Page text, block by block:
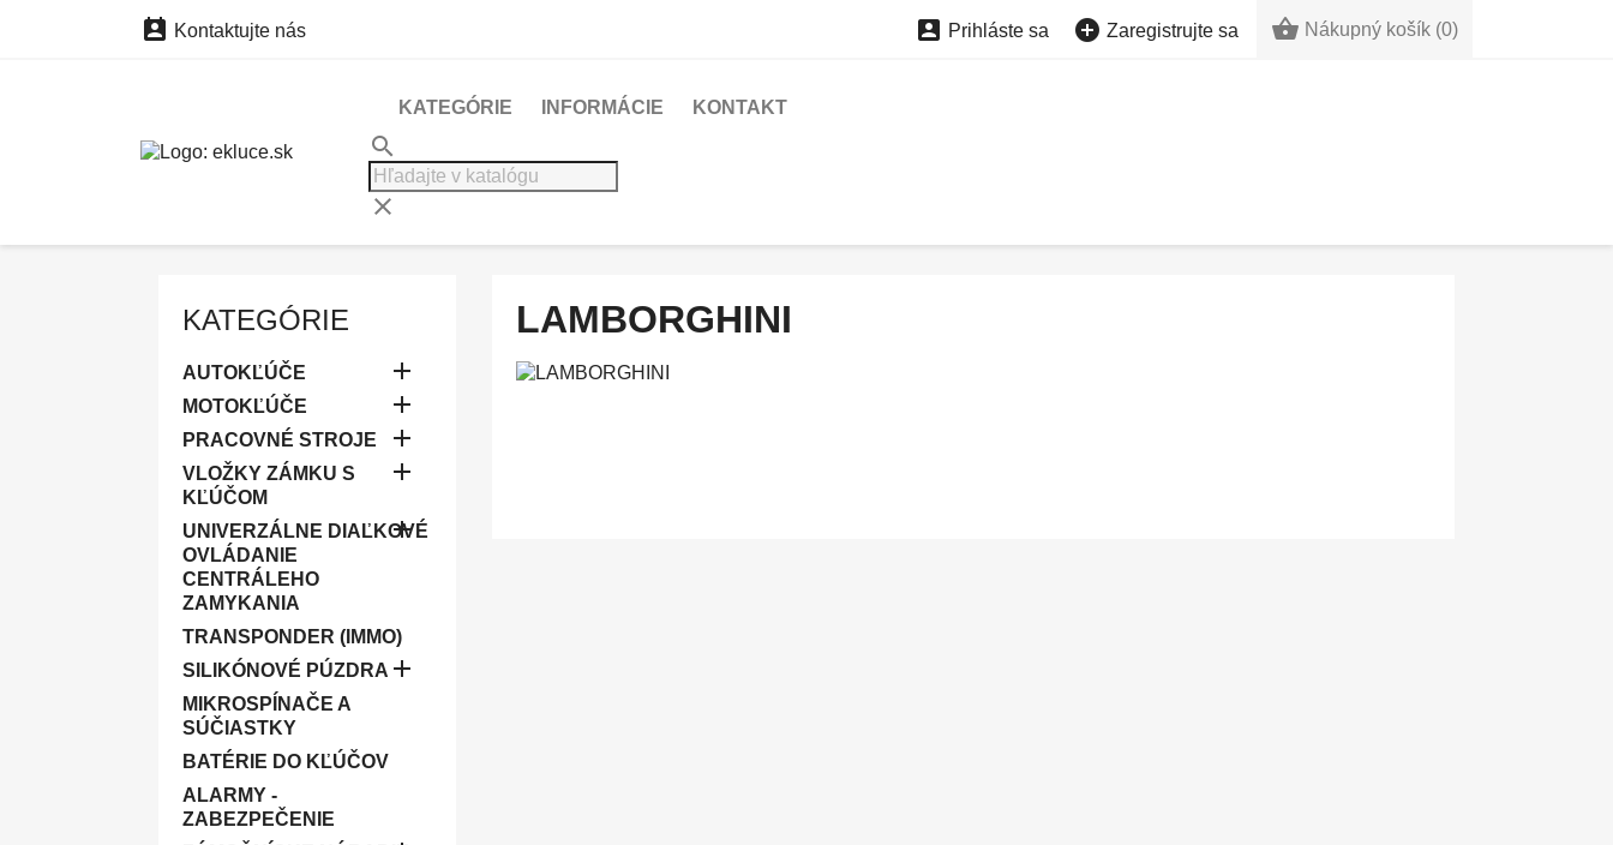
 Kontaktujte nás  Prihláste sa  Zaregistrujte sa  Nákupný košík (0)
KATEGÓRIE INFORMÁCIE KONTAKT
search
clear
KATEGÓRIE
AUTOKĽÚČE 
MOTOKĽÚČE 
PRACOVNÉ STROJE 
VLOŽKY ZÁMKU S
KĽÚČOM

UNIVERZÁLNE DIAĽKOVÉ
OVLÁDANIE
CENTRÁLEHO
ZAMYKANIA

TRANSPONDER (IMMO)
SILIKÓNOVÉ PÚZDRA 
MIKROSPÍNAČE A
SÚČIASTKY
BATÉRIE DO KĽÚČOV
ALARMY -
ZABEZPEČENIE
LAMBORGHINI